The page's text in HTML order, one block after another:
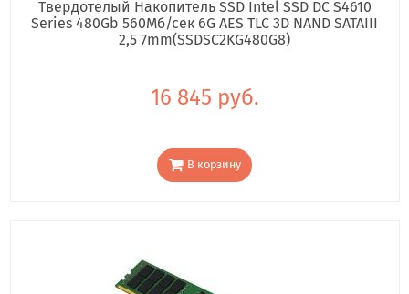
Твердотелый Накопитель SSD Intel SSD DC S4610
Series 480Gb 560Мб/сек 6G AES TLC 3D NAND SATAIII
2,5 7mm(SSDSC2KG480G8)
16 845 руб.
В корзину